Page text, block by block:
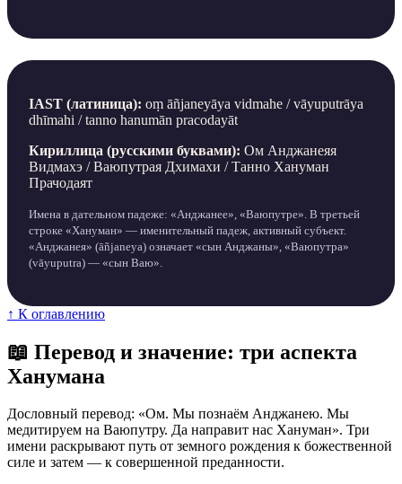
IAST (латиница): oṃ āñjaneyāya vidmahe / vāyuputrāya
dhīmahi / tanno hanumān pracodayāt
Кириллица (русскими буквами): Ом Анджанеяя
Видмахэ / Ваюпутрая Дхимахи / Танно Хануман
Прачодаят
Имена в дательном падеже: «Анджанее», «Ваюпутре». В третьей
строке «Хануман» — именительный падеж, активный субъект.
«Анджанея» (āñjaneya) означает «сын Анджаны», «Ваюпутра»
(vāyuputra) — «сын Ваю».
↑ К оглавлению
📖 Перевод и значение: три аспекта
Ханумана
Дословный перевод: «Ом. Мы познаём Анджанею. Мы
медитируем на Ваюпутру. Да направит нас Хануман». Три
имени раскрывают путь от земного рождения к божественной
силе и затем — к совершенной преданности.